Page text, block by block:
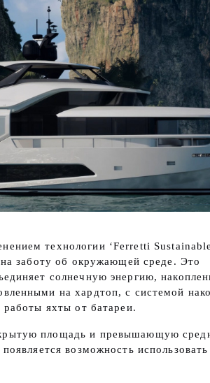
технологии ‘Ferretti Sustainable
заботу об окружающей среде. Это
солнечную энергию,
на хардтоп, с системой
работы яхты от батареи.
площадь и превышающую
возможность